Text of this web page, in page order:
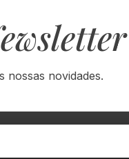
nossas novidades.